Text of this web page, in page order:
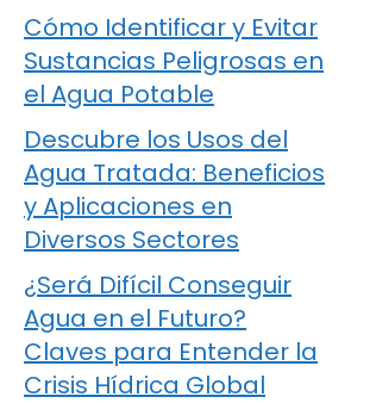
Cómo Identificar y Evitar
Sustancias Peligrosas en
el Agua Potable
Descubre los Usos del
Agua Tratada: Beneficios
y Aplicaciones en
Diversos Sectores
¿Será Difícil Conseguir
Agua en el Futuro?
Claves para Entender la
Crisis Hídrica Global